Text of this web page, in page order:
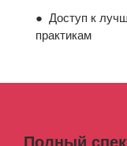
● Доступ к
практикам
Полный